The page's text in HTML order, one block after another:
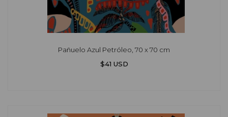
Pañuelo Azul Petróleo, 70 x 70 cm
$41 USD